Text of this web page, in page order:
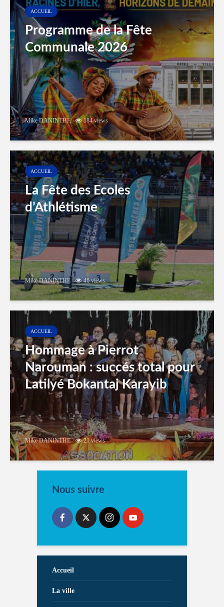
ACCUEIL
Programme de la Fête
Communale 2026
Mike DANINTHE 184 views
ACCUEIL
La Fête des Ecoles
d’Athlétisme
Mike DANINTHE 46 views
ACCUEIL
Hommage à Pierrot
Narouman : succés total pour
Latilyé Bokantaj Karayib
Mike DANINTHE 21 views
Nous suivre
Accueil
La ville